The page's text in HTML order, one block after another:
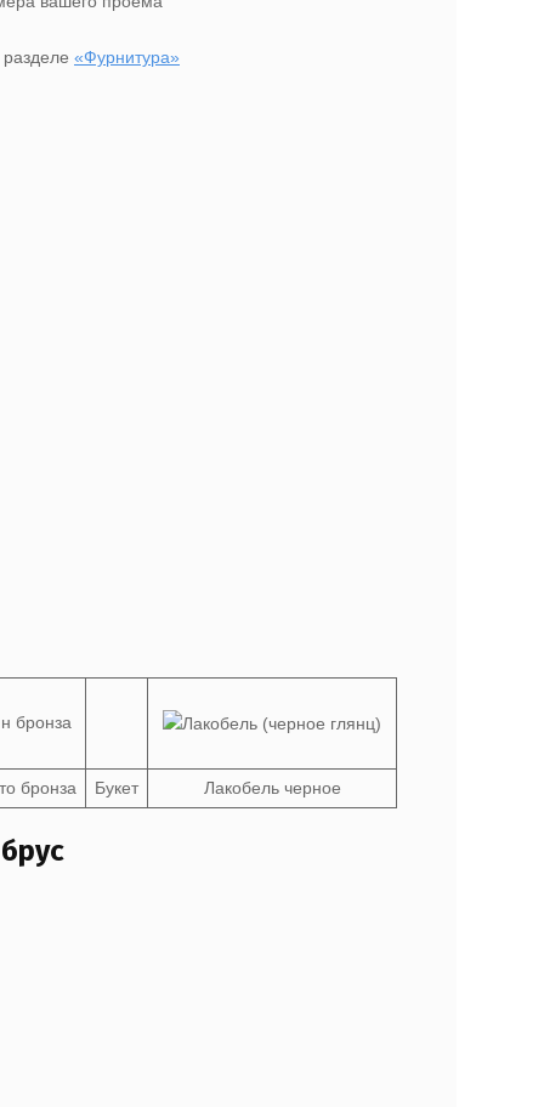
«Фурнитура»
бронза Букет Лакобель черное